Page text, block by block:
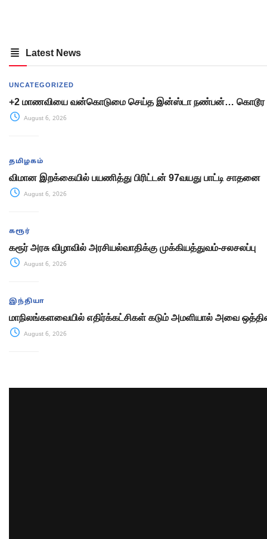
Latest News
UNCATEGORIZED
+2 மாணவியை வன்கொடுமை செய்த இன்ஸ்டா நண்பன்… கொடூர
August 6, 2026
தமிழகம்
விமான இறக்கையில் பயணித்து பிரிட்டன் 97வயது பாட்டி சாதனை
August 6, 2026
கரூர்
கரூர் அரசு விழாவில் அரசியல்வாதிக்கு முக்கியத்துவம்-சலசலப்பு
August 6, 2026
இந்தியா
மாநிலங்களவையில் எதிர்க்கட்சிகள் கடும் அமளியால் அவை
August 6, 2026